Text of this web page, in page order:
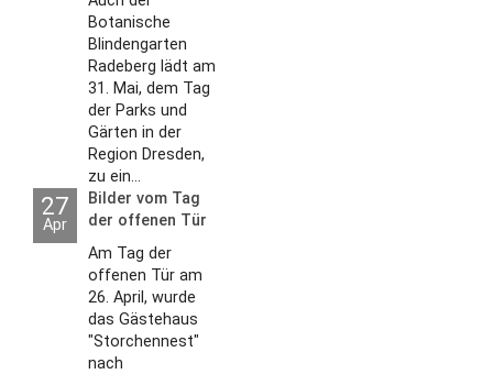
Botanische
Blindengarten
Radeberg lädt am
31. Mai, dem Tag
der Parks und
Gärten in der
Region Dresden,
zu ein...
27
Apr
Bilder vom Tag
der offenen Tür
2026
Am Tag der
offenen Tür am
26. April, wurde
das Gästehaus
"Storchennest"
nach